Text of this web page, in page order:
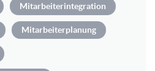
Mitarbeiterintegration
Mitarbeiterplanung